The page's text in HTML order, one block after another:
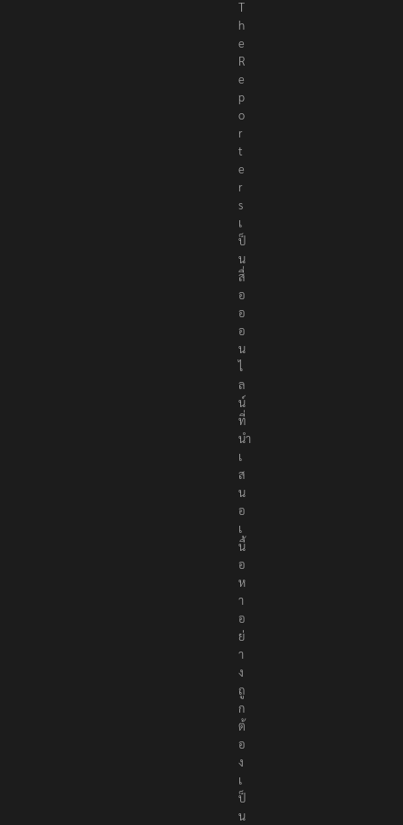
T
h
e
R
e
p
o
r
t
e
r
s
เ
ป็
น
สื่
อ
อ
อ
น
ไ
ล
น์
ที่
นำ
เ
ส
น
อ
เ
นื้
อ
ห
า
อ
ย่
า
ง
ถู
ก
ต้
อ
ง
เ
ป็
น